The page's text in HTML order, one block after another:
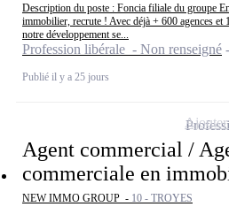
Description du poste : Foncia filiale du groupe
immobilier, recrute ! Avec déjà + 600 agences
notre développement se...
Profession libérale - Non renseigné
Publié il y a 25 jours
Agent commercial /
commerciale en
NEW IMMO GROUP - 10 - TROYES
Ajouter